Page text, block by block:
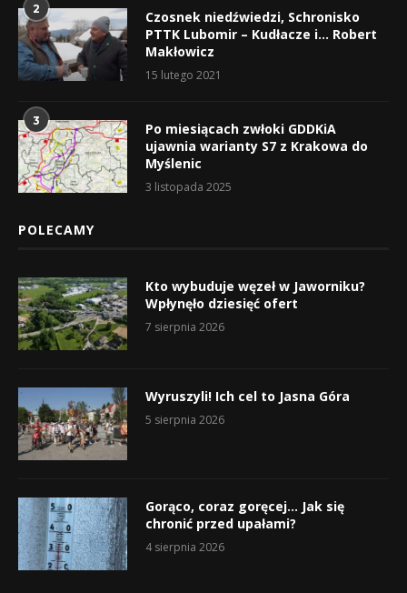
2
Czosnek niedźwiedzi, Schronisko
PTTK Lubomir – Kudłacze i… Robert
Makłowicz
15 lutego 2021
3
Po miesiącach zwłoki GDDKiA
ujawnia warianty S7 z Krakowa do
Myślenic
3 listopada 2025
POLECAMY
Kto wybuduje węzeł w Jaworniku?
Wpłynęło dziesięć ofert
7 sierpnia 2026
Wyruszyli! Ich cel to Jasna Góra
5 sierpnia 2026
Gorąco, coraz goręcej… Jak się
chronić przed upałami?
4 sierpnia 2026